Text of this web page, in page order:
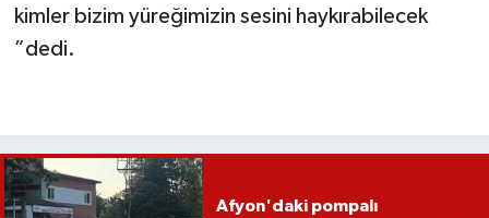
kimler bizim yüreğimizin sesini haykırabilecek
”dedi.
Afyon'daki pompalı